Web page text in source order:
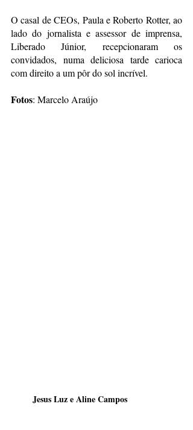
O casal de CEOs, Paula e Roberto Rotter, ao
lado do jornalista e assessor de imprensa,
Liberado Júnior, recepcionaram os
convidados, numa deliciosa tarde carioca
com direito a um pôr do sol incrível.
Fotos: Marcelo Araújo
         Jesus Luz e Aline Campos